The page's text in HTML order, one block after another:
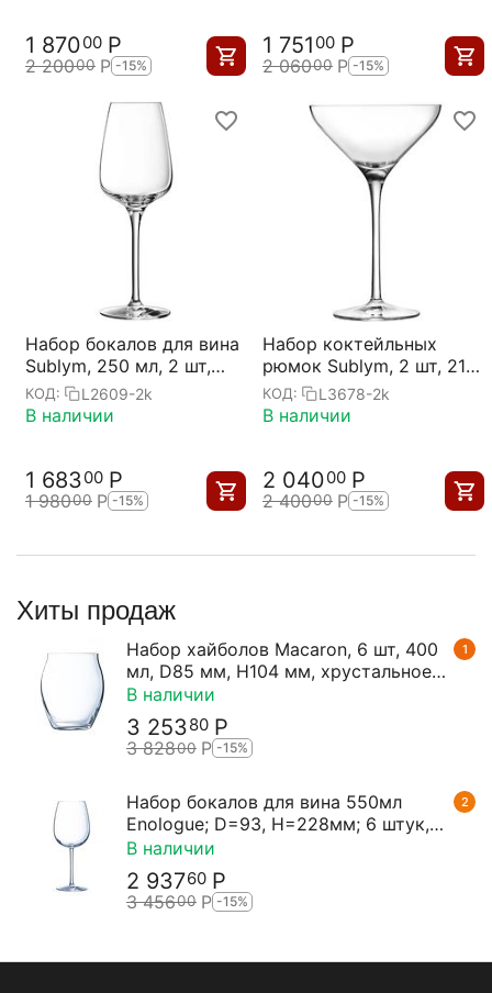
1 87000 Р
2 20000 Р -15%
1 751 00 Р
2 06000 Р -15%
Набор бокалов для вина
Sublym, 250 мл, 2 шт,
D72 мм, H207 мм,
Chef&Sommelier
КОД: L2609-2k
В наличии
1 68300 Р
1 98000 Р -15%
Набор коктейльных
рюмок Sublym, 2 шт, 210
мл, D114 мм, H179 мм,
Chef&Sommelier
КОД: L3678-2k
В наличии
2 04000 Р
2 40000 Р -15%
Хиты продаж
1
Набор хайболов Macaron, 6 шт, 400
мл, D85 мм, H104 мм, хрустальное
стекло, Chef&Sommelier
В наличии
3 25380 Р
3 82800 Р -15%
2
Набор бокалов для вина 550мл
Enologue; D=93, H=228мм; 6 штук,
Chef&Sommelier
В наличии
2 93760 Р
3 45600 Р -15%